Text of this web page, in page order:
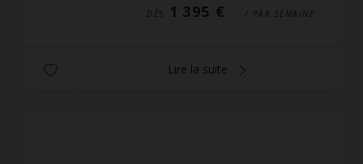
DÈS 1 395 € / PAR SEMAINE
Lire la suite